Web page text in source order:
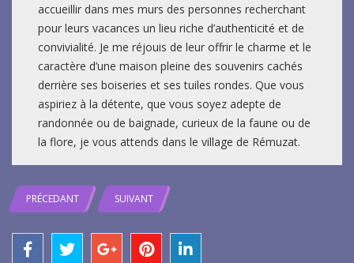
accueillir dans mes murs des personnes recherchant
pour leurs vacances un lieu riche d’authenticité et de
convivialité. Je me réjouis de leur offrir le charme et le
caractère d’une maison pleine des souvenirs cachés
derrière ses boiseries et ses tuiles rondes. Que vous
aspiriez à la détente, que vous soyez adepte de
randonnée ou de baignade, curieux de la faune ou de
la flore, je vous attends dans le village de Rémuzat.
PRÉCEDANT SUIVANT